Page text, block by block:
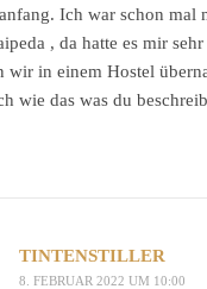
Ich war schon mal
, da hatte es mir
wir in einem Hostel
wie das was du
TINTENSTILLER
8. FEBRUAR 2022 UM 10:00